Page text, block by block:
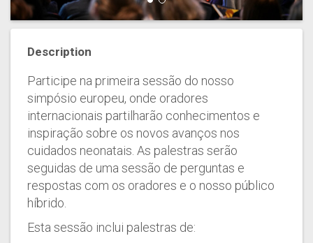
Description
Participe na primeira sessão do nosso
simpósio europeu, onde oradores
internacionais partilharão conhecimentos e
inspiração sobre os novos avanços nos
cuidados neonatais. As palestras serão
seguidas de uma sessão de perguntas e
respostas com os oradores e o nosso público
híbrido.
Esta sessão inclui palestras de: